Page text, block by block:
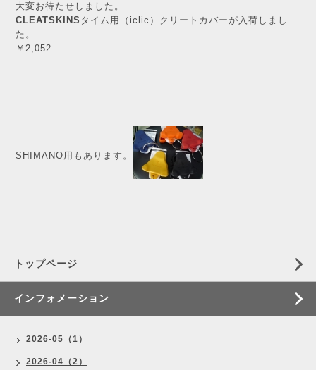
大変お待たせしました。
CLEATSKINS タイム用（iclic）クリートカバーが入荷しまし
た。
￥2,052
SHIMANO用もあります。
トップページ
インフォメーション
2026-05（1）
2026-04（2）